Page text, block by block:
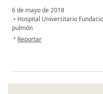
6 de mayo de 2018
• Hospital Universitario
pulmón
• en opinión del usuario usuario
Reportar